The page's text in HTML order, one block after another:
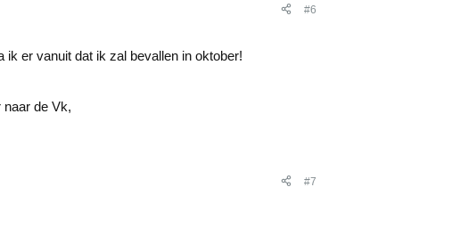
#6
er vanuit dat ik zal bevallen in oktober!
naar de Vk,
#7